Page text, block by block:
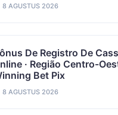
8 AGUSTUS 2026
De Registro De
· Região Centro-
Bet Pix
8 AGUSTUS 2026